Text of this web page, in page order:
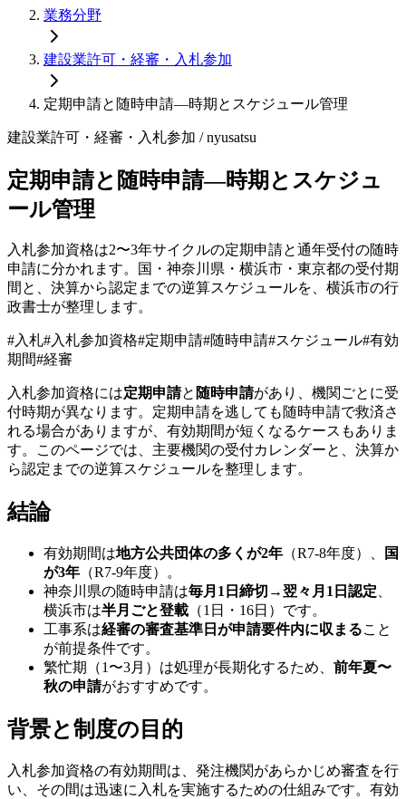
業務分野
建設業許可・経審・入札参加
定期申請と随時申請—時期とスケジュール管理
建設業許可・経審・入札参加 / nyusatsu
定期申請と随時申請—時期とスケジュ
ール管理
入札参加資格は2〜3年サイクルの定期申請と通年受付の随時
申請に分かれます。国・神奈川県・横浜市・東京都の受付期
間と、決算から認定までの逆算スケジュールを、横浜市の行
政書士が整理します。
#入札#入札参加資格#定期申請#随時申請#スケジュール#有効
期間#経審
入札参加資格には定期申請と 随時申請があり、機関ごとに受
付時期が異なります。定期申請を逃しても随時申請で救済さ
れる場合がありますが、有効期間が短くなるケースもありま
す。このページでは、主要機関の受付カレンダーと、決算か
ら認定までの逆算スケジュールを整理します。
結論
有効期間は地方公共団体の多くが2年 （R7-8年度）、
国
が3年 （R7-9年度）。
神奈川県の随時申請は毎月1日締切→翌々月1日認定
横浜市は半月ごと登載 （1日・16日）です。
工事系は経審の審査基準日が申請要件内に収まること
が前提条件です。
繁忙期（1〜3月）は処理が長期化するため、 前年夏〜
秋の申請がおすすめです。
背景と制度の目的
入札参加資格の有効期間は、発注機関があらかじめ審査を行
い、その間は迅速に入札を実施するための仕組みです。有効